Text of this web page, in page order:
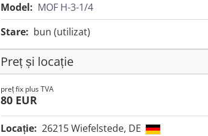
Model: MOF H-3-1/4
Stare: bun (utilizat)
Preț și locație
preț fix plus TVA
80 EUR
Locație: 26215 Wiefelstede, DE